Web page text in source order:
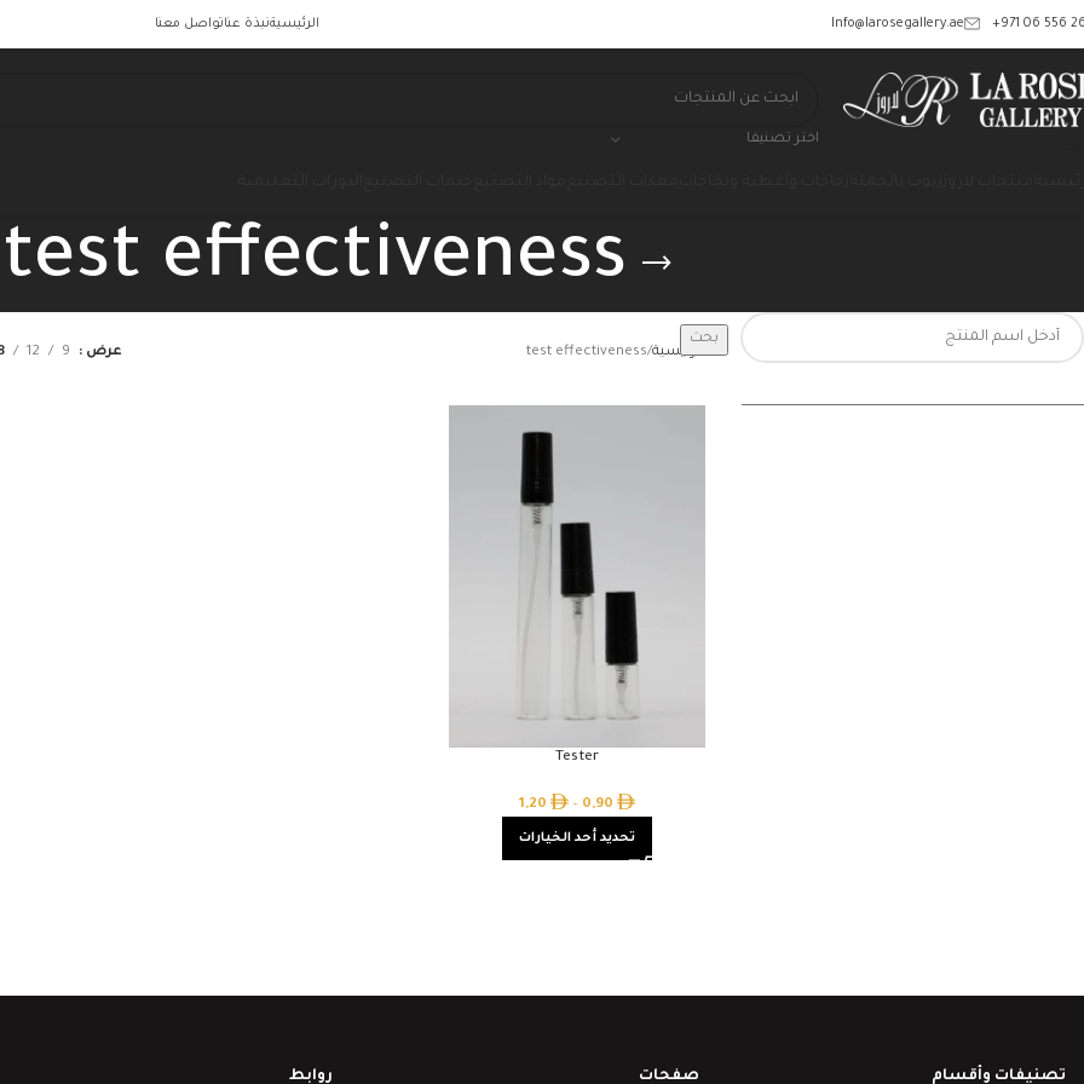
‎+971 06 556
Info@larosegallery.ae الرئيسيةنبذة عناتواصل معنا
اختر تصنيفا
test effectiveness
بحث
الرئيسية test effectiveness عرض 9
12
Tester
0,90
–
1,20
تحديد أحد الخيارات
تصنيفات وأقسام صفحات روابط